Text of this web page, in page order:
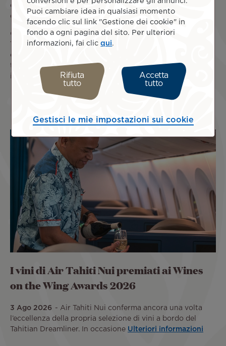
compagnie aeree e fornitori per tre giorni di incontri
dedicati alle principali sfide dell'industria aeronautica.
Con questo titolo di FIVE STAR MAJOR AIRLINE 2026, Air
Tahiti Nui ribadisce la sua ambizione: continuare a fare di
ogni volo un'autentica celebrazione della Polinesia,
tenendo alti i colori delle nostre isole sulla scena
internazionale.
I vini di Air Tahiti Nui premiati ai Wines
on the Wing Awards 2026
3 Ago 2026
Air Tahiti Nui conferma ancora una volta
l’eccellenza della propria selezione di vini a bordo del
Tahitian Dreamliner. In occasione Ulteriori informazioni
Puoi cambiare idea in qualsiasi momento
facendo clic sul link "Gestione dei cookie" in
fondo a ogni pagina del sito. Per ulteriori
informazioni, fai clicqui
Rifiuta
tutto
Accetta
tutto
Gestisci le mie impostazioni sui cookie